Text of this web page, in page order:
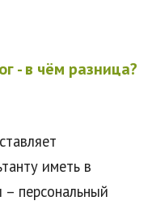
- в чём разница?
иметь в
персональный